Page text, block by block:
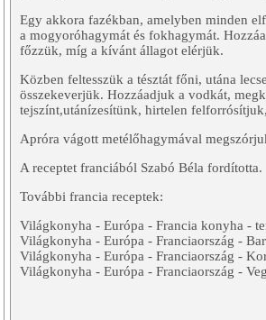
Egy akkora fazékban, amelyben minden
a mogyoróhagymát és fokhagymát.
főzzük, míg a kívánt állagot elérjük.
Közben feltesszük a tésztát főni, utána
összekeverjük. Hozzáadjuk a vodkát,
tejszínt,utánízesítünk, hirtelen
Apróra vágott metélőhagymával
A receptet franciából Szabó Béla fordította.
További francia receptek:
Világkonyha - Európa - Francia konyha -
Világkonyha - Európa - Franciaország -
Világkonyha - Európa - Franciaország -
Világkonyha - Európa - Franciaország -